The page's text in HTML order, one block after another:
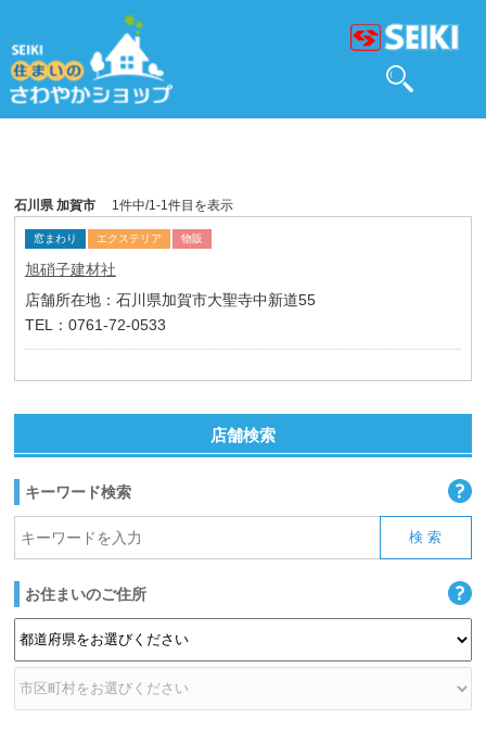
石川県 加賀市 1件中/1-1件目を表示
窓まわり エクステリア 物販
旭硝子建材社
店舗所在地：石川県加賀市大聖寺中新道55
TEL：0761-72-0533
店舗検索
キーワード検索
お住まいのご住所